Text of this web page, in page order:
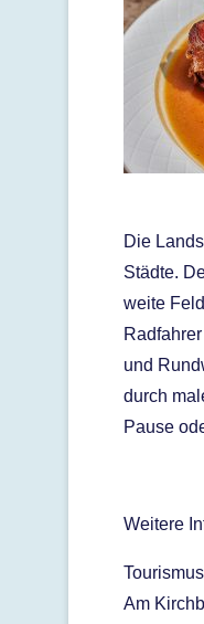
Die
Städte.
weite
und
durch
Pause
Weitere
Am